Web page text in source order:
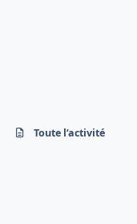
Toute l’activité